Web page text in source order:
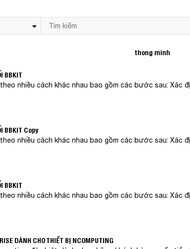
thong minh
BBKIT
nhiều cách khác nhau bao gồm các bước sau:
BBKIT Copy
nhiều cách khác nhau bao gồm các bước sau:
BBKIT
nhiều cách khác nhau bao gồm các bước sau:
DÀNH CHO THIẾT BỊ NCOMPUTING